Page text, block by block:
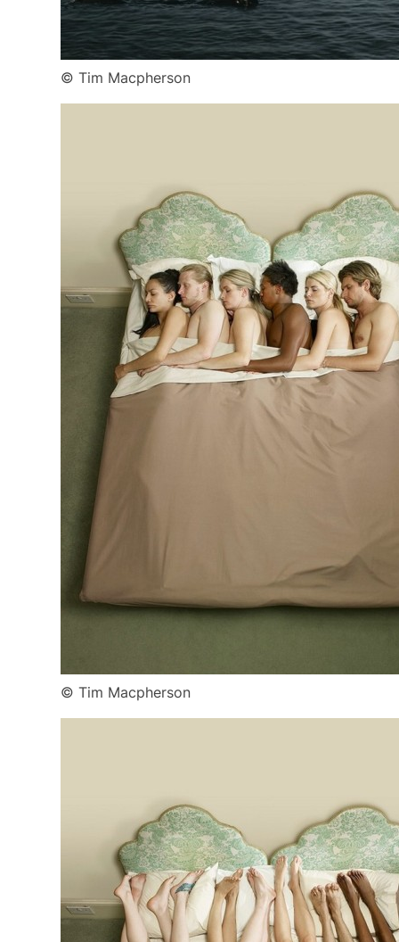
© Tim Macpherson
© Tim Macpherson